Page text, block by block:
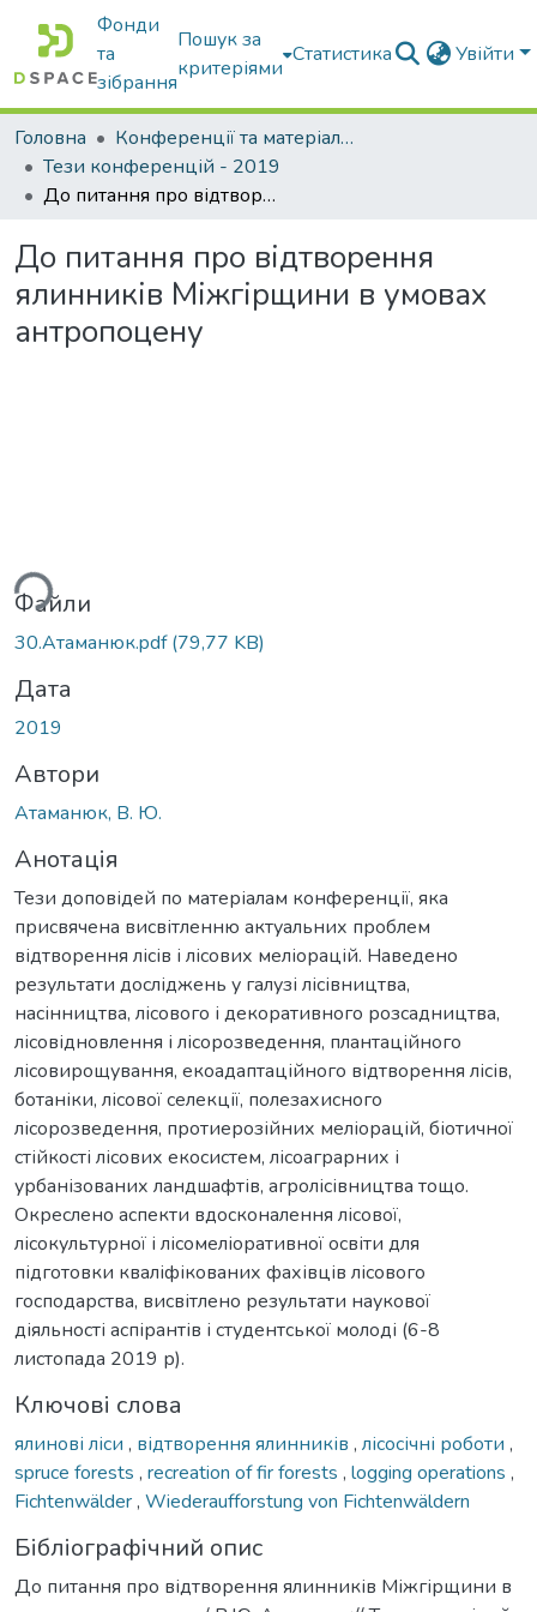
Фонди
та
зібрання
Пошук за
критеріями
Статистика Увійти
Головна
Конференції та матеріали конференцій
Тези конференцій - 2019
До питання про відтворення ялинників Міжгірщини в умовах антропоцену
До питання про відтворення
ялинників Міжгірщини в умовах
антропоцену
Файли
30.Атаманюк.pdf(79,77 KB)
Дата
2019
Автори
Атаманюк, В. Ю.
Анотація
Тези доповідей по матеріалам конференції, яка
присвячена висвітленню актуальних проблем
відтворення лісів і лісових меліорацій. Наведено
результати досліджень у галузі лісівництва,
насінництва, лісового і декоративного розсадництва,
лісовідновлення і лісорозведення, плантаційного
лісовирощування, екоадаптаційного відтворення лісів,
ботаніки, лісової селекції, полезахисного
лісорозведення, протиерозійних меліорацій, біотичної
стійкості лісових екосистем, лісоаграрних і
урбанізованих ландшафтів, агролісівництва тощо.
Окреслено аспекти вдосконалення лісової,
лісокультурної і лісомеліоративної освіти для
підготовки кваліфікованих фахівців лісового
господарства, висвітлено результати наукової
діяльності аспірантів і студентської молоді (6-8
листопада 2019 р).
Ключові слова
ялинові ліси , відтворення ялинників , лісосічні роботи ,
spruce forests , recreation of fir forests , logging operations ,
Fichtenwälder, Wiederaufforstung von Fichtenwäldern
Бібліографічний опис
До питання про відтворення ялинників Міжгірщини в